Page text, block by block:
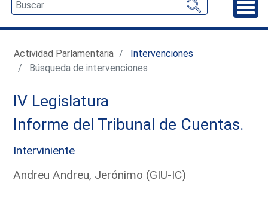
Actividad Parlamentaria
Intervenciones
Búsqueda de intervenciones
IV Legislatura
Informe del Tribunal de Cuentas.
Interviniente
Andreu Andreu, Jerónimo (GIU-IC)